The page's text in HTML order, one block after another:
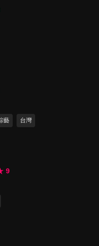
日窈窕進補大過招
活大玩家品味競賽
政治圈女神智力測驗
藝 台灣
9